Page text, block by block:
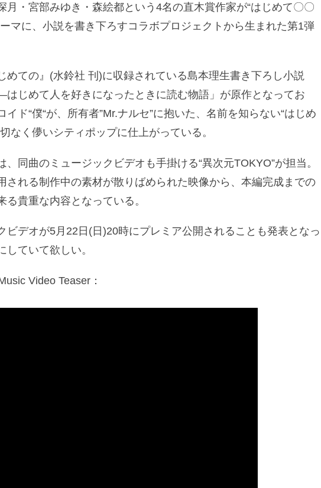
月・宮部みゆき・森絵都という4名の直木賞作家が“はじめて〇〇
マに、小説を書き下ろすコラボプロジェクトから生まれた第1弾
めての』(水鈴社 刊)に収録されている島本理生書き下ろし小説
じめて人を好きになったときに読む物語」が原作となってお
イド“僕“が、所有者”Mr.ナルセ”に抱いた、名前を知らない“はじめ
なく儚いシティポップに仕上がっている。
同曲のミュージックビデオも手掛ける“異次元TOKYO”が担当。
される制作中の素材が散りばめられた映像から、本編完成までの
貴重な内容となっている。
ビデオが5月22日(日)20時にプレミア公開されることも発表となっ
ていて欲しい。
Video Teaser：